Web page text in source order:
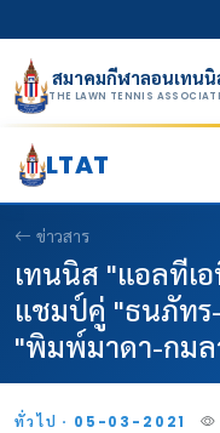
สมาคมกีฬาลอนเทน
THE LAWN TENNIS
LTAT
ข่าวสาร
เทนนิส "แอลทีเ
แชมป์คู่ "ธนภัทร
"พิมพ์มาดา-กม
ทั่วไป · 05-03-2021